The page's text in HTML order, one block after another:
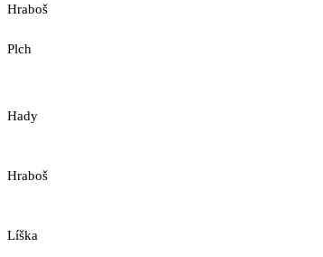
Hraboš
Plch
Hady
Hraboš
Líška